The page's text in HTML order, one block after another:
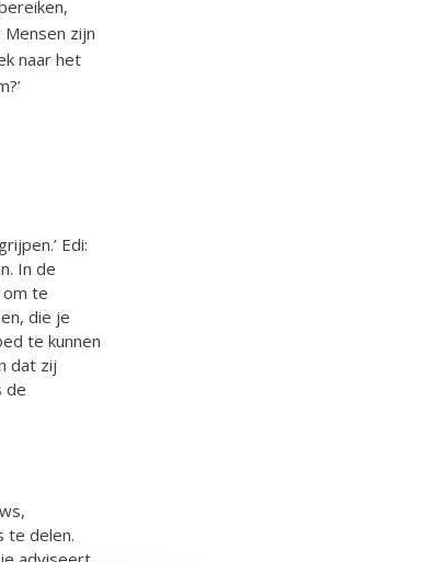
zijn
naar het
Edi:
In de
om te
die je
te kunnen
dat zij
de
te delen.